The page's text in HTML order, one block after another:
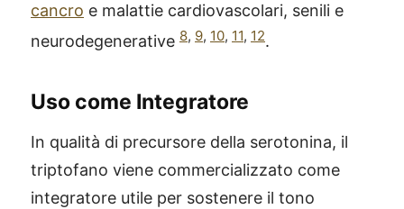
cancro e malattie cardiovascolari, senili e
neurodegenerative 8, 9, 10, 11, 12.
Uso come Integratore
In qualità di precursore della serotonina, il
triptofano viene commercializzato come
integratore utile per sostenere il tono